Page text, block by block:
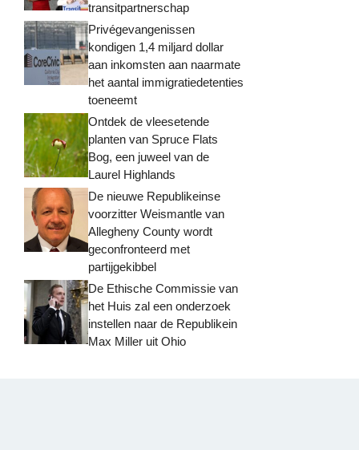
transitpartnerschap
Privégevangenissen
kondigen 1,4 miljard dollar
aan inkomsten aan naarmate
het aantal immigratiedetenties
toeneemt
Ontdek de vleesetende
planten van Spruce Flats
Bog, een juweel van de
Laurel Highlands
De nieuwe Republikeinse
voorzitter Weismantle van
Allegheny County wordt
geconfronteerd met
partijgekibbel
De Ethische Commissie van
het Huis zal een onderzoek
instellen naar de Republikein
Max Miller uit Ohio